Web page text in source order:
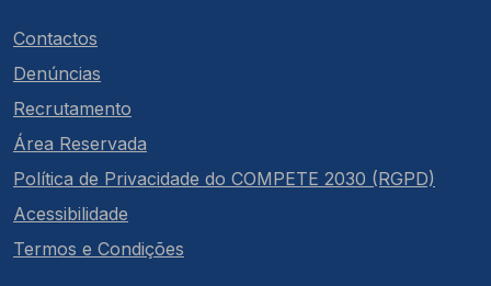
Contactos
Denúncias
Recrutamento
Área Reservada
Política de Privacidade do COMPETE 2030 (RGPD)
Acessibilidade
Termos e Condições